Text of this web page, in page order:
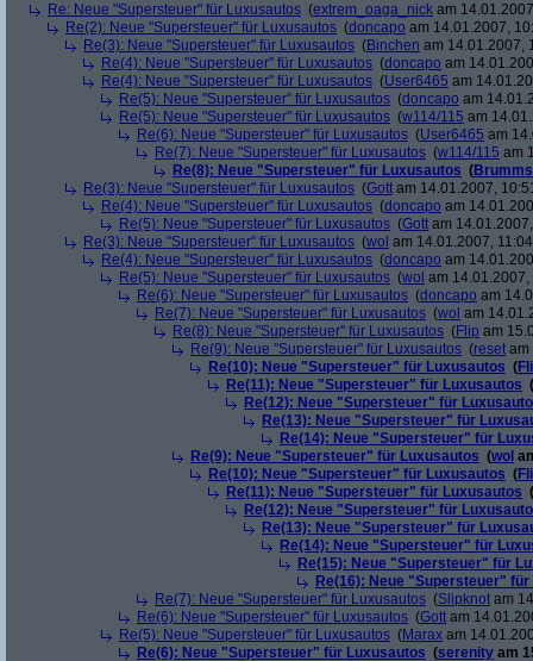
Re: Neue "Supersteuer" für Luxusautos (extrem_oaga_nick am
Re(2): Neue "Supersteuer" für Luxusautos (doncapo am 14.01.2007,
Re(3): Neue "Supersteuer" für Luxusautos (Binchen am 14.01.2007,
Re(4): Neue "Supersteuer" für Luxusautos (doncapo am
Re(4): Neue "Supersteuer" für Luxusautos (User6465 am
Re(5): Neue "Supersteuer" für Luxusautos (doncapo am
Re(5): Neue "Supersteuer" für Luxusautos (w114/115 am
Re(6): Neue "Supersteuer" für Luxusautos (User6465 am
Re(7): Neue "Supersteuer" für Luxusautos (w114/115 am
Re(8): Neue "Supersteuer" für Luxusautos (
Re(3): Neue "Supersteuer" für Luxusautos (Gott am 14.01.2007,
Re(4): Neue "Supersteuer" für Luxusautos (doncapo am
Re(5): Neue "Supersteuer" für Luxusautos (Gott am
Re(3): Neue "Supersteuer" für Luxusautos (wol am 14.01.2007,
Re(4): Neue "Supersteuer" für Luxusautos (doncapo am
Re(5): Neue "Supersteuer" für Luxusautos (wol am 14.01.2007,
Re(6): Neue "Supersteuer" für Luxusautos (doncapo am
Re(7): Neue "Supersteuer" für Luxusautos (wol am
Re(8): Neue "Supersteuer" für Luxusautos (Flip am
Re(9): Neue "Supersteuer" für Luxusautos (reset am
Re(10): Neue "Supersteuer" für Luxusautos (
Re(11): Neue "Supersteuer" für Luxusautos (
Re(12): Neue "Supersteuer" für
Re(13): Neue "Supersteuer" für
Re(14): Neue "Supersteuer" für
Re(9): Neue "Supersteuer" für Luxusautos (wol
Re(10): Neue "Supersteuer" für Luxusautos (
Re(11): Neue "Supersteuer" für Luxusautos (
Re(12): Neue "Supersteuer" für
Re(13): Neue "Supersteuer" für
Re(14): Neue "Supersteuer" für
Re(15): Neue "Supersteuer" für
Re(16): Neue "Supersteuer"
Re(7): Neue "Supersteuer" für Luxusautos (Slipknot am
Re(6): Neue "Supersteuer" für Luxusautos (Gott am
Re(5): Neue "Supersteuer" für Luxusautos (Marax am
Re(6): Neue "Supersteuer" für Luxusautos (serenity am